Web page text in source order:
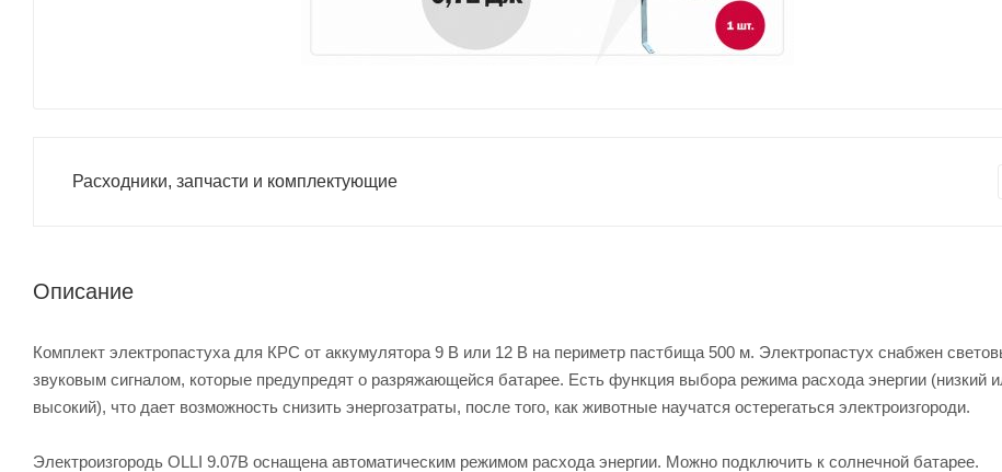
Расходники, запчасти и комплектующие
Описание
Комплект электропастуха для КРС от аккумулятора 9 В или 12 В на периметр пастбища 500 м. Электропастух снабжен
звуковым сигналом, которые предупредят о разряжающейся батарее. Есть функция выбора режима расхода энергии (низкий
высокий), что дает возможность снизить энергозатраты, после того, как животные научатся остерегаться электроизгороди.
Электроизгородь OLLI 9.07B оснащена автоматическим режимом расхода энергии. Можно подключить к солнечной батарее.